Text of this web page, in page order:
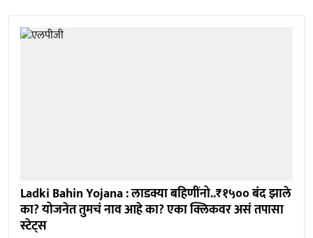
Ladki Bahin Yojana : लाडक्या बहिणींनो..₹१५०० बंद झाले
का? योजनेत तुमचं नाव आहे का? एका क्लिकवर असं तपासा
स्टेट्स